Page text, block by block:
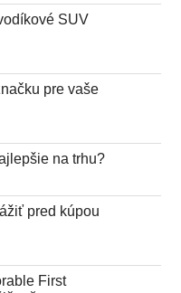
SUV
pre vaše
na trhu?
pred kúpou
First